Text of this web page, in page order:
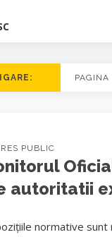
PAGINA
PUBLIC
autoritatii
normative